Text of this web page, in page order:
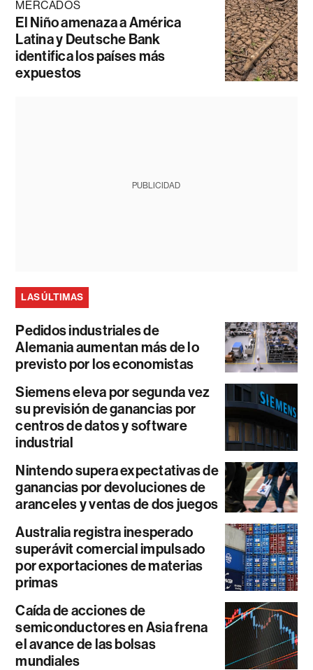
MERCADOS
El Niño amenaza a América
Latina y Deutsche Bank
identifica los países más
expuestos
PUBLICIDAD
LAS ÚLTIMAS
Pedidos industriales de
Alemania aumentan más de lo
previsto por los economistas
Siemens eleva por segunda vez
su previsión de ganancias por
centros de datos y software
industrial
Nintendo supera expectativas de
ganancias por devoluciones de
aranceles y ventas de dos juegos
Australia registra inesperado
superávit comercial impulsado
por exportaciones de materias
primas
Caída de acciones de
semiconductores en Asia frena
el avance de las bolsas
mundiales